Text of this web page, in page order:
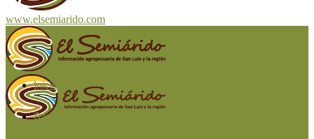
www.elsemiarido.com
Inicio
San Luis